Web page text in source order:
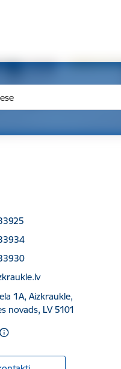
1A, Aizkraukle,
novads, LV 5101